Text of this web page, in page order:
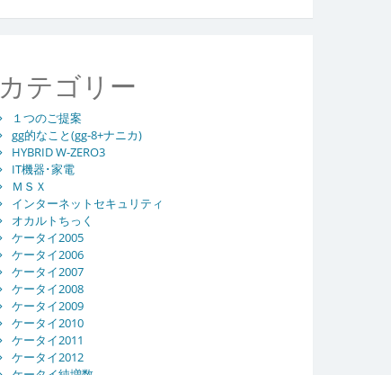
カテゴリー
１つのご提案
gg的なこと(gg-8+ナニカ)
HYBRID W-ZERO3
IT機器･家電
ＭＳＸ
インターネットセキュリティ
オカルトちっく
ケータイ2005
ケータイ2006
ケータイ2007
ケータイ2008
ケータイ2009
ケータイ2010
ケータイ2011
ケータイ2012